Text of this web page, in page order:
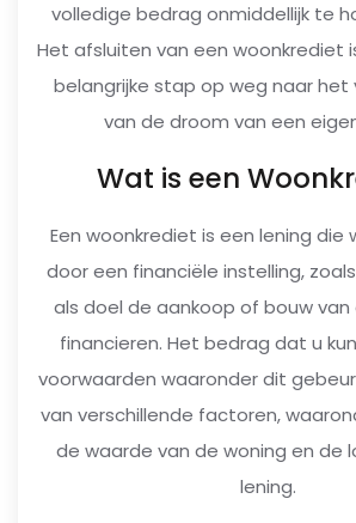
volledige bedrag onmiddellijk te
Het afsluiten van een woonkrediet
belangrijke stap op weg naar het
van de droom van een
Wat is een
Een woonkrediet is een lening die
door een financiële instelling,
als doel de aankoop of bouw
financieren. Het bedrag dat u
voorwaarden waaronder dit
van verschillende factoren,
de waarde van de woning en de
lening.